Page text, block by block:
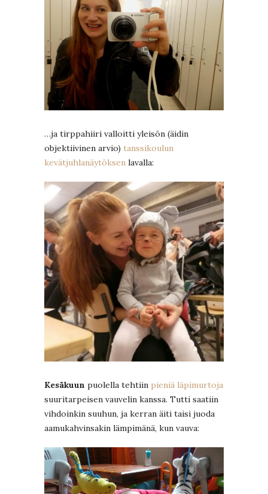
…ja tirppahiiri valloitti yleisön (äidin
objektiivinen arvio) tanssikoulun
kevätjuhlanäytöksen lavalla:
Kesäkuun puolella tehtiin pieniä läpimurtoja
suuritarpeisen vauvelin kanssa. Tutti saatiin
vihdoinkin suuhun, ja kerran äiti taisi juoda
aamukahvinsakin lämpimänä, kun vauva: